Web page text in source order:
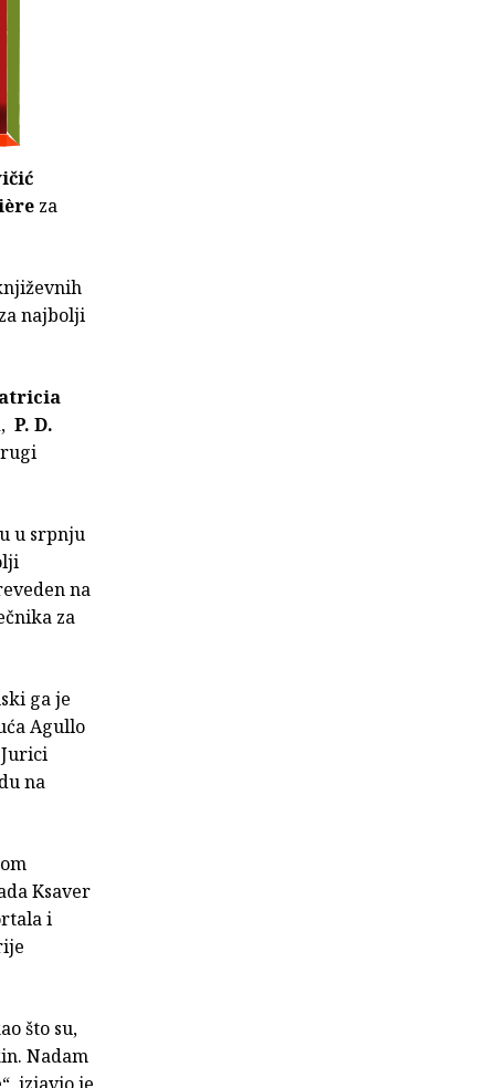
za
najbolji
, P. D.
u srpnju
na
za
ga je
Agullo
na
Ksaver
i
što su,
Nadam
izjavio je